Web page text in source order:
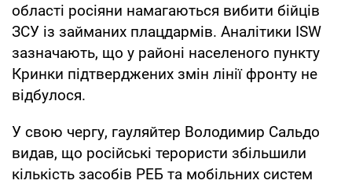
області росіяни намагаються вибити бійців
ЗСУ із займаних плацдармів. Аналітики ISW
зазначають, що у районі населеного пункту
Кринки підтверджених змін лінії фронту не
відбулося.
У свою чергу, гауляйтер Володимир Сальдо
видав, що російські терористи збільшили
кількість засобів РЕБ та мобільних систем